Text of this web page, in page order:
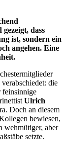
dass
ist, sondern ein
angehen. Eine
die
feinsinnige
Ulrich
Doch an diesem
bewiesen,
wehmütiger, aber
setzte.